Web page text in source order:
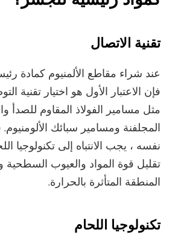
تقنية الاتصال
عند شراء مقاطع الألمنيوم كمادة
فإن الاعتبار الأول هو اختيار تقنية
مثل مسامير الفولاذ المقاوم للصدأ
المجلفنة ومسامير سبائك
نفسه ، يجب الانتباه إلى تكنولوجيا
تقليل قوة المواد والعيوب السطحية
المنطقة المتأثرة بالحرارة.
تكنولوجيا اللحام